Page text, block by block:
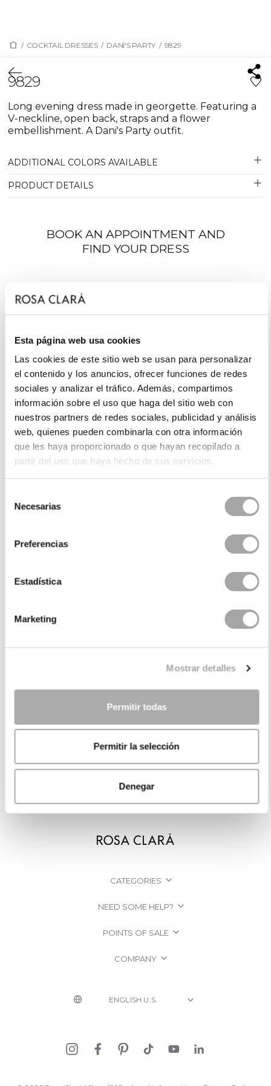
Esta página web usa cookies
Las cookies de este sitio web se usan para personalizar
el contenido y los anuncios, ofrecer funciones de redes
sociales y analizar el tráfico. Además, compartimos
información sobre el uso que haga del sitio web con
nuestros partners de redes sociales, publicidad y análisis
web, quienes pueden combinarla con otra información
que les haya proporcionado o que hayan recopilado a
partir del uso que haya hecho de sus servicios.
Necesarias
Preferencias
Estadística
Marketing
Mostrar detalles
Permitir todas
Permitir la selección
Denegar
/ COCKTAIL DRESSES / DANI'S PARTY / 9829
9829
Long evening dress made in georgette. Featuring a
V-neckline, open back, straps and a flower
embellishment. A Dani's Party outfit.
ADDITIONAL COLORS AVAILABLE
PRODUCT DETAILS
BOOK AN APPOINTMENT AND
FIND YOUR DRESS
CATEGORIES
NEED SOME HELP?
POINTS OF SALE
COMPANY